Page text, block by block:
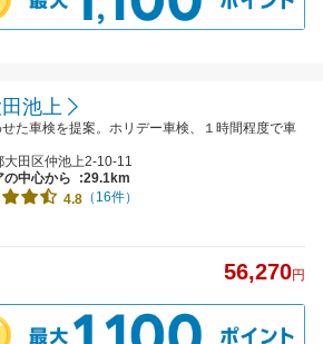
池上
た車検を提案。ホリデー車検、１時間程度で車
大田区仲池上2-10-11
の中心から
:29.1km
4.8 （16件）
56,270円